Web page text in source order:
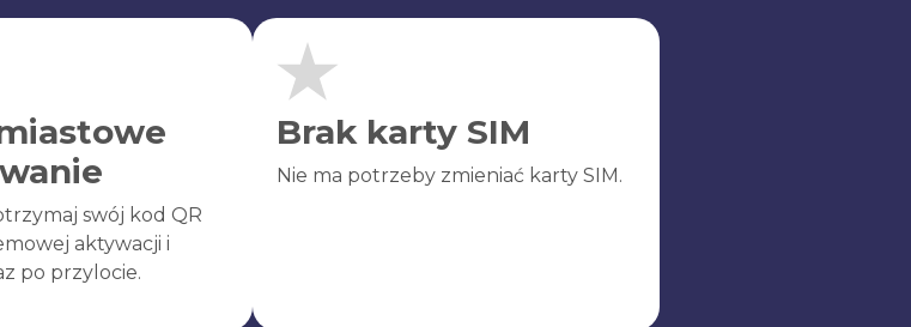
swój kod QR
aktywacji i
po przylocie.
Brak karty SIM
Nie ma potrzeby zmieniać karty SIM.